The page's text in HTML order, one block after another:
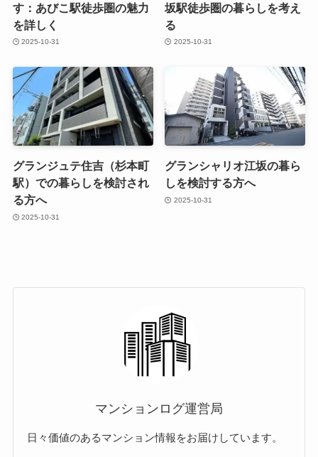
す：あびこ駅徒歩圏の魅力
を詳しく
2025-10-31
坂駅徒歩圏の暮らしを考え
る
2025-10-31
グランジュテ住吉（杉本町
駅）での暮らしを検討され
る方へ
2025-10-31
グランシャリオ江坂の暮ら
しを検討する方へ
2025-10-31
マンションログ運営局
日々価値のあるマンション情報をお届けしています。